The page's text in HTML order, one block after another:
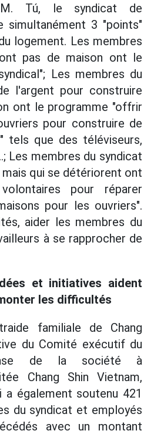
Tú, le syndicat de
simultanément 3 "points"
logement. Les membres
pas de maison ont le
Les membres du
l'argent pour construire
ont le programme "offrir
pour construire de
tels que des téléviseurs,
Les membres du syndicat
qui se détériorent ont
pour réparer
pour les ouvriers".
aider les membres du
à se rapprocher de
et initiatives aident
les difficultés
familiale de Chang
du Comité exécutif du
de la société à
Chang Shin Vietnam,
a également soutenu 421
du syndicat et employés
avec un montant